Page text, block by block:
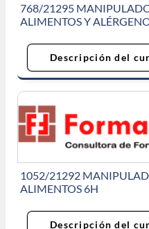
768/21295
ALIMENTOS Y
Descripción del
1052/21292
ALIMENTOS 6H
Descripción del